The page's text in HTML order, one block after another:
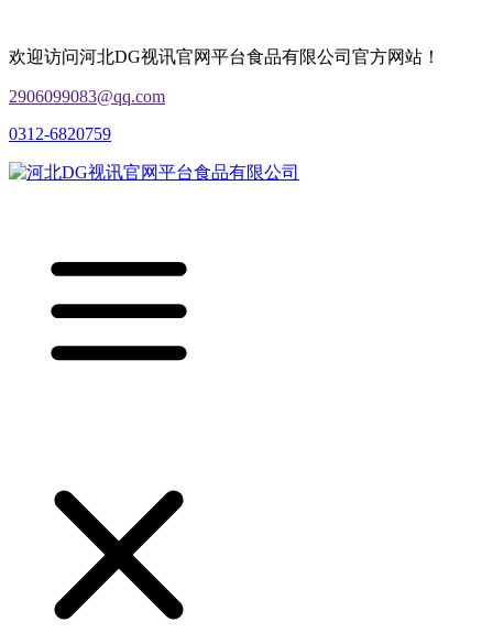
欢迎访问河北DG视讯官网平台食品有限公司官方网站！
2906099083@qq.com
0312-6820759